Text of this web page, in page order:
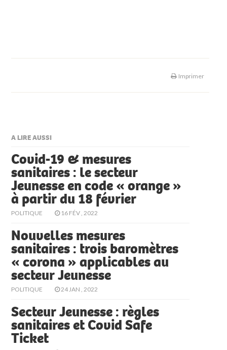
Imprimer
A LIRE AUSSI
Covid-19 & mesures
sanitaires : le secteur
Jeunesse en code « orange »
à partir du 18 février
POLITIQUE 16 FÉV , 2022
Nouvelles mesures
sanitaires : trois baromètres
« corona » applicables au
secteur Jeunesse
POLITIQUE 24 JAN , 2022
Secteur Jeunesse : règles
sanitaires et Covid Safe
Ticket